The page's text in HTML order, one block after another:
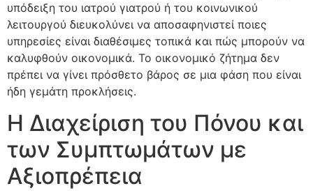
υπόδειξη του ιατρού γιατρού ή του κοινωνικού
λειτουργού διευκολύνει να αποσαφηνιστεί ποιες
υπηρεσίες είναι διαθέσιμες τοπικά και πώς μπορούν να
καλυφθούν οικονομικά. Το οικονομικό ζήτημα δεν
πρέπει να γίνει πρόσθετο βάρος σε μια φάση που είναι
ήδη γεμάτη προκλήσεις.
Η Διαχείριση του Πόνου και
των Συμπτωμάτων με
Αξιοπρέπεια